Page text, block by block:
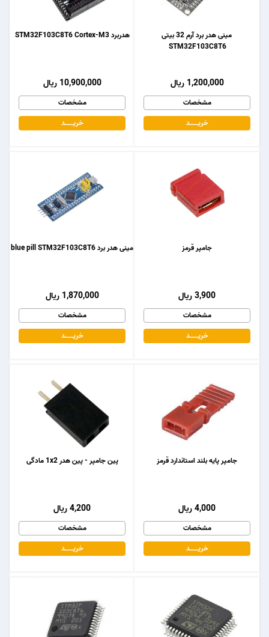
هدربرد STM32F103C8T6 Cortex-M3
10,900,000 ریال
مشخصات
خریـــــــد
مینی هدر برد آرم 32 بیتی
STM32F103C8T6
1,200,000 ریال
مشخصات
خریـــــــد
مینی هدر برد blue pill STM32F103C8T6
1,870,000 ریال
مشخصات
خریـــــــد
جامپر قرمز
3,900 ریال
مشخصات
خریـــــــد
پین جامپر - پین هدر 1x2 مادگی
4,200 ریال
مشخصات
خریـــــــد
جامپر پایه بلند استاندارد قرمز
4,000 ریال
مشخصات
خریـــــــد